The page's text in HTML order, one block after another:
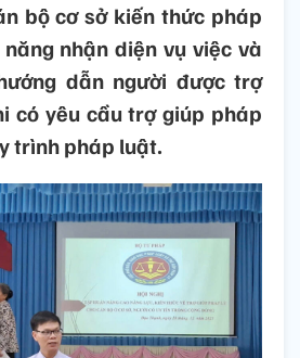
bộ cơ sở kiến thức pháp
nhận diện vụ việc và
dẫn người được trợ
có yêu cầu trợ giúp pháp
trình pháp luật.